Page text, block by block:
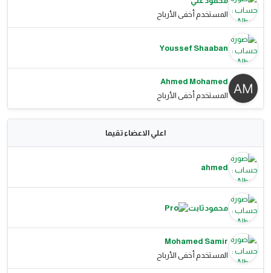
المستخدم أخفى الأرباح
Youssef Shaaban
Ahmed Mohamed
المستخدم أخفى الأرباح
اعلي الاعضاء تقيما
ahmed
محمود ثابت
Mohamed Samir
المستخدم أخفى الأرباح